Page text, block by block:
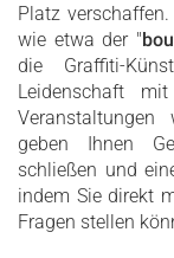
Platz
wie etwa der "
die Graffiti-
Leidenschaft
Veranstaltungen
geben Ihnen
schließen und
indem Sie direkt
Fragen stellen